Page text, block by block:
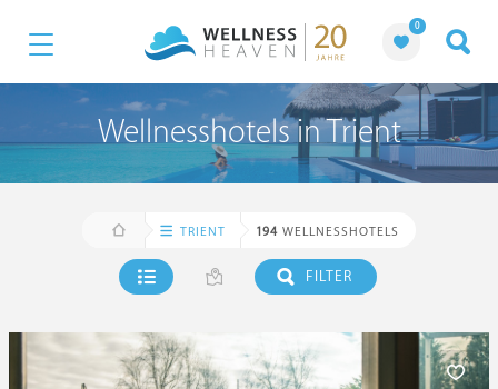
0
Wellnesshotels in Trient
TRIENT 194 WELLNESSHOTELS
FILTER